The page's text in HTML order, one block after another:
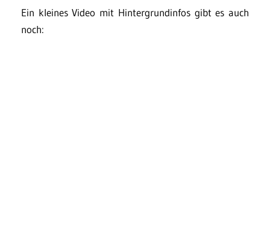
Ein kleines Video mit Hintergrundinfos gibt es auch
noch: